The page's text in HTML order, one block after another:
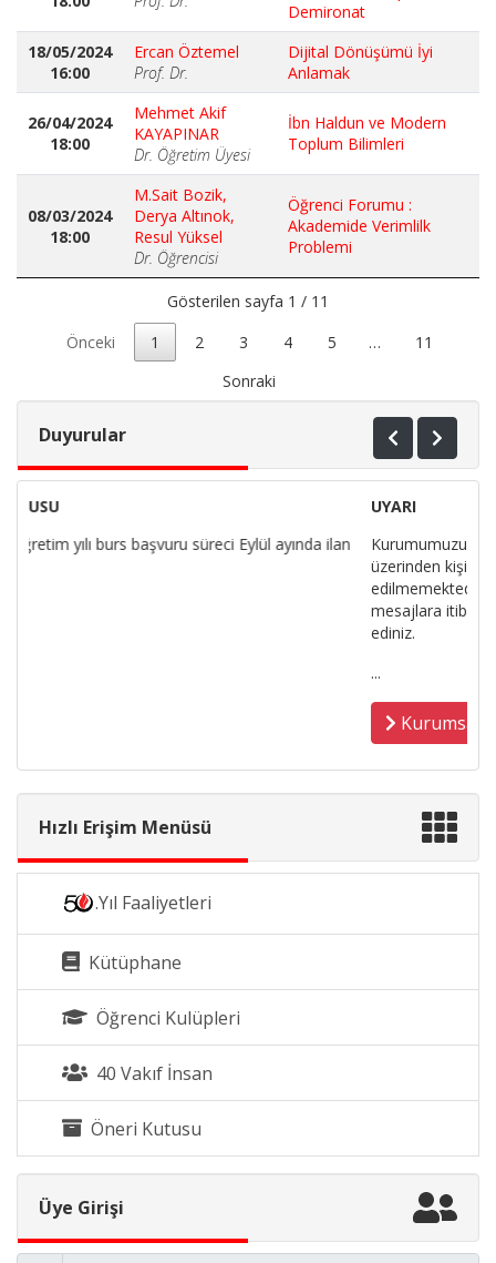
Demironat
18/05/2024
16:00
Ercan Öztemel
Prof. Dr.
Dijital Dönüşümü İyi
Anlamak
26/04/2024
18:00
Mehmet Akif
KAYAPINAR
Dr. Öğretim Üyesi
İbn Haldun ve Modern
Toplum Bilimleri
08/03/2024
18:00
M.Sait Bozik,
Derya Altınok,
Resul Yüksel
Dr. Öğrencisi
Öğrenci Forumu :
Akademide Verimlilk
Problemi
Gösterilen sayfa 1 / 11
Önceki
1 2 3 4 5 …
11
Sonraki
Duyurular
UYARI
Kurumumuzun adı ve logosu kullanılarak, sosyal medya
üzerinden kişisel bilgileriniz ve banka hesap bilgileriniz talep
edilmemektedir. Güvenliğiniz için bu yönde aldığınız uyarı ve
mesajlara itibar etmeyiniz. Sahte burs ve vaatlerine dikkat
Hızlı Erişim Menüsü
.Yıl Faaliyetleri
Kütüphane
Öğrenci Kulüpleri
40 Vakıf İnsan
Öneri Kutusu
Üye Girişi